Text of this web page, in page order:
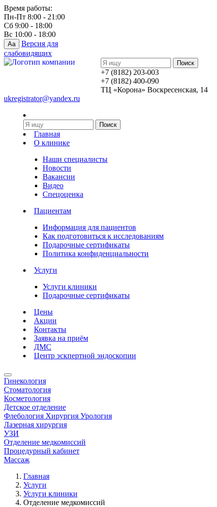
Время работы:
Пн-Пт 8:00 - 21:00
Сб 9:00 - 18:00
Вс 10:00 - 18:00
Aa
Версия для
слабовидящих
+7 (8182) 203-003
+7 (8182) 400-090
ТЦ «Корона» Воскресенская, 14
ukregistrator@yandex.ru
Главная
О клинике
Наши специалисты
Новости
Вакансии
Видео
Спецоценка
Пациентам
Информация для пациентов
Как подготовиться к исследованиям
Подарочные сертификаты
Политика конфиденциальности
Услуги
Услуги клиники
Подарочные сертификаты
Цены
Акции
Контакты
Заявка на приём
ДМС
Центр эскпертной эндоскопии
Гинекология
Стоматология
Косметология
Детское отделение
Флебология Хирургия Урология
Лазерная хирургия
УЗИ
Отделение медкомиссий
Процедурный кабинет
Массаж
Главная
Услуги
Услуги клиники
Отделение медкомиссий